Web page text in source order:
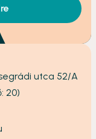
utca 52/A
20)